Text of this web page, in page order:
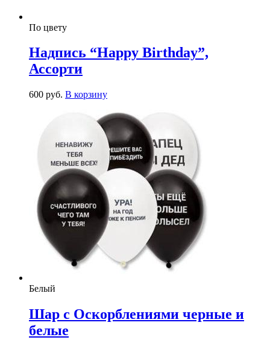
По цвету
Надпись “Happy Birthday”,
Ассорти
600 руб. В корзину
Белый
Шар с Оскорблениями черные и
белые